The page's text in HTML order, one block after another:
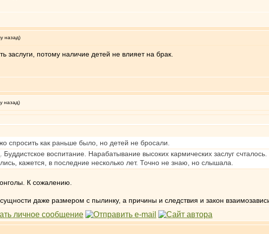
назад)
заслуги, потому наличие детей не влияет на брак.
назад)
спросить как раньше было, но детей не бросали.
воспитание. Нарабатывание высоких кармических заслуг
кажется, в последние несколько лет. Точно не знаю, но слышала.
К сожалению.
даже размером с пылинку, а причины и следствия и закон